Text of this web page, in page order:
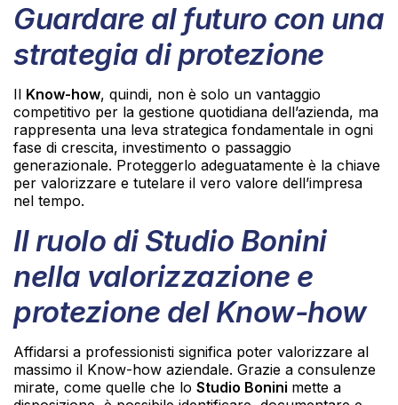
Guardare al futuro con una
strategia di protezione
Il Know-how, quindi, non è solo un vantaggio
competitivo per la gestione quotidiana dell’azienda, ma
rappresenta una leva strategica fondamentale in ogni
fase di crescita, investimento o passaggio
generazionale. Proteggerlo adeguatamente è la chiave
per valorizzare e tutelare il vero valore dell’impresa
nel tempo.
Il ruolo di Studio Bonini
nella valorizzazione e
protezione del Know-how
Affidarsi a professionisti significa poter valorizzare al
massimo il Know-how aziendale. Grazie a consulenze
mirate, come quelle che lo Studio Bonini mette a